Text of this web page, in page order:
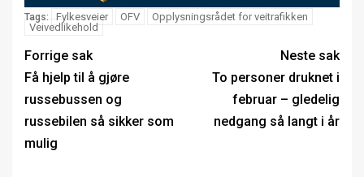
Tags: Fylkesveier OFV
Opplysningsrådet for veitrafikken
Veivedlikehold
Forrige sak
Få hjelp til å gjøre
russebussen og
russebilen så sikker som
mulig
Neste sak
To personer druknet i
februar – gledelig
nedgang så langt i år